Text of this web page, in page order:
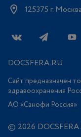
125375 г.
DOCSFERA.RU
Сайт предназначен
здравоохранения
АО «Санофи Россия»
© 2026